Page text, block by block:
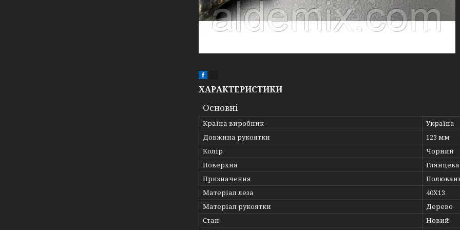
ХАРАКТЕРИСТИКИ
Основні
Країна виробник
Україна
Довжина рукоятки
123 мм
Колір
Чорний
Поверхня
Глянцева
Призначення
Матеріал леза
40Х13
Матеріал рукоятки
Дерево
Стан
Новий